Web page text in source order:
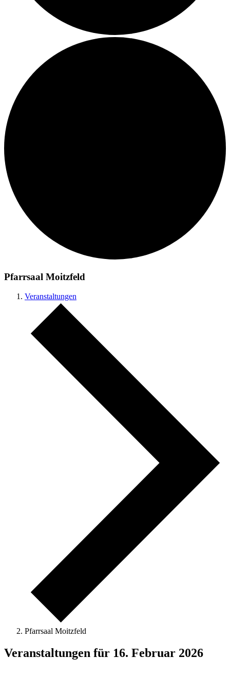
Pfarrsaal Moitzfeld
Veranstaltungen
Pfarrsaal Moitzfeld
Veranstaltungen für 16. Februar 2026